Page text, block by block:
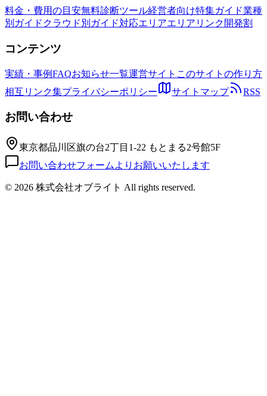
料金・費用の目安無料診断ツール経営者向け特集ガイド業種
別ガイド クラウド別ガイド対応エリアエリアリンク開発割
コンテンツ
実績・事例FAQお知らせ一覧運営サイト このサイトの作り方
相互リンク集プライバシーポリシー サイトマップ RSS
お問い合わせ
東京都品川区旗の台2丁目1-22 もとまる2号館5F
お問い合わせフォームよりお願いいたします
© 2026 株式会社オブライト All rights reserved.